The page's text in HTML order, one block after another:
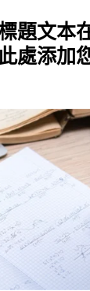
題文本
處添加